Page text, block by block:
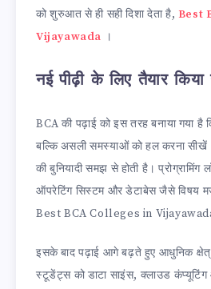
को शुरुआत से ही सही दिशा देता है, Best
Vijayawada ।
नई पीढ़ी के लिए तैयार किया
BCA की पढ़ाई को इस तरह बनाया गया है
बल्कि असली समस्याओं को हल करना
की बुनियादी समझ से होती है। प्रोग्रामिंग
ऑपरेटिंग सिस्टम और डेटाबेस जैसे विषय
Best BCA Colleges in
इसके बाद पढ़ाई आगे बढ़ते हुए आधुनिक
स्टूडेंट्स को डाटा साइंस, क्लाउड कंप्यूटिंग